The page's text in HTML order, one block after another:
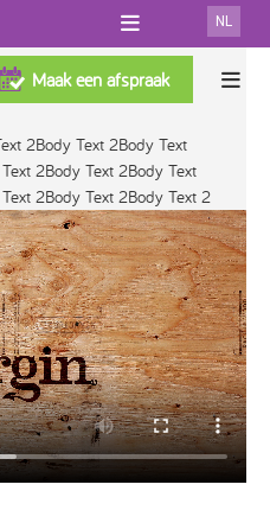
SHOWROOM
DOWNLOADS
FAQ
NIEUWS
CONTACT
PROFESSIONAL
ARCHITECTEN
NL
TEST GEVELSYSTEEM
SYSTEEM MET ISOLATIE
SYSTEEM ZONDER ISOLATIE
GEVENTILEERD SYSTEEM
AFWERKINGEN
ISOLATIE
TOEBEHOREN
100% Willco Products
Willco Care
Referenties
Zoek je uitvoerder
Maak een afspraak
2Body Text 2Body Text
2Body Text 2Body Text
2Body Text 2Body Text 2